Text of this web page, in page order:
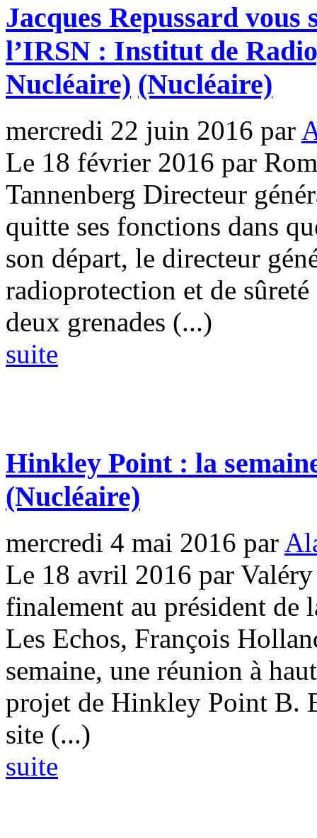
Jacques Repussard
l’IRSN : Institut de
Nucléaire) (Nucléaire)
mercredi 22 juin 2016 par
Le 18 février 2016 par
Tannenberg Directeur
quitte ses fonctions dans
son départ, le directeur
radioprotection et de
deux grenades (...)
suite
Hinkley Point : la
(Nucléaire)
mercredi 4 mai 2016 par
Le 18 avril 2016 par Valéry
finalement au président de
Les Echos, François
semaine, une réunion à
projet de Hinkley Point B.
site (...)
suite